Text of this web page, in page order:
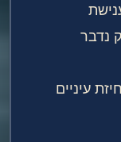
נדבר
עיניים